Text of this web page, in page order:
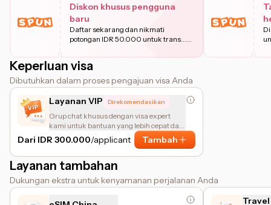
Diskon khusus pengguna
baru
Daftar sekarang dan nikmati
potongan IDR 50.000 untuk trans
Keperluan visa
Dibutuhkan dalam proses pengajuan visa Anda
Layanan VIP
Direkomendasikan
Grup chat khusus dengan visa expert
kami untuk bantuan yang lebih cepat dan
personal.
Dari IDR 300.000/applicant Tambah
Layanan tambahan
Dukungan ekstra untuk kenyamanan perjalanan Anda